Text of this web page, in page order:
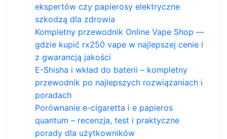
ekspertów czy papierosy elektryczne
szkodzą dla zdrowia
Kompletny przewodnik Online Vape Shop —
gdzie kupić rx250 vape w najlepszej cenie i
z gwarancją jakości
E-Shisha i wkład do baterii – kompletny
przewodnik po najlepszych rozwiązaniach i
poradach
Porównanie e-cigaretta i e papieros
quantum – recenzja, test i praktyczne
porady dla użytkowników